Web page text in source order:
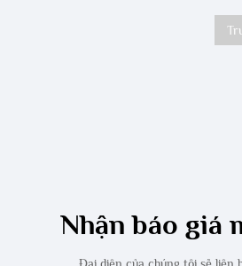
Nhận báo giá